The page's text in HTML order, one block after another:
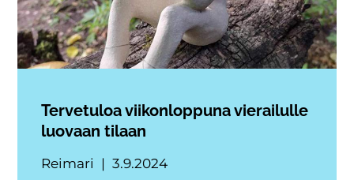
Tervetuloa viikonloppuna vierailulle
luovaan tilaan
Reimari 3.9.2024